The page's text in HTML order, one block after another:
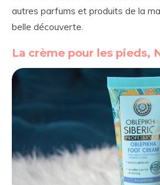
autres parfums et produits de la
belle découverte.
La crème pour les pieds,